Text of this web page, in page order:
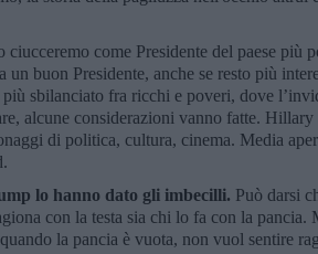
come Presidente del paese più
buon Presidente, anche se resto più
sbilanciato fra ricchi e poveri, dove
alcune considerazioni vanno fatte. Hillary
di politica, cultura, cinema. Media
lo hanno dato gli imbecilli. Può darsi
con la testa sia chi lo fa con la pancia.
la pancia è vuota, non vuol sentire